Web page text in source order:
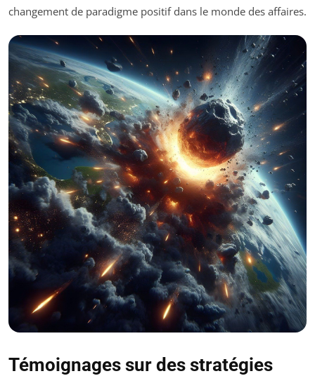
changement de paradigme positif dans le monde des affaires.
Témoignages sur des stratégies